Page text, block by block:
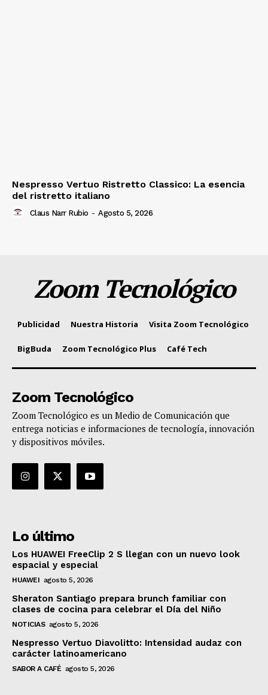
Nespresso Vertuo Ristretto Classico: La esencia
del ristretto italiano
Claus Narr Rubio - Agosto 5, 2026
Zoom Tecnológico
Publicidad Nuestra Historia Visita Zoom Tecnológico
BigBuda Zoom Tecnológico Plus Café Tech
Zoom Tecnológico
Zoom Tecnológico es un Medio de Comunicación que
entrega noticias e informaciones de tecnología, innovación
y dispositivos móviles.
Lo último
Los HUAWEI FreeClip 2 S llegan con un nuevo look
espacial y especial
HUAWEI agosto 5, 2026
Sheraton Santiago prepara brunch familiar con
clases de cocina para celebrar el Día del Niño
NOTICIAS agosto 5, 2026
Nespresso Vertuo Diavolitto: Intensidad audaz con
carácter latinoamericano
SABOR A CAFÉ agosto 5, 2026